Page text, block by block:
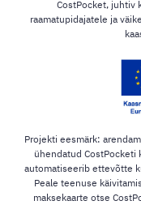
CostPocket, juhtiv
raamatupidajatele ja
Projekti eesmärk:
ühendatud CostPocketi
automatiseerib ettevõtte
Peale teenuse
maksekaarte otse